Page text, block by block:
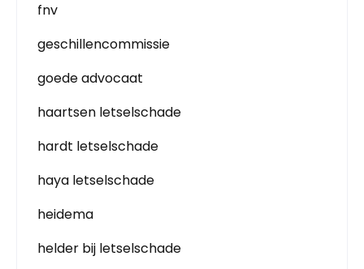
fnv
geschillencommissie
goede advocaat
haartsen letselschade
hardt letselschade
haya letselschade
heidema
helder bij letselschade